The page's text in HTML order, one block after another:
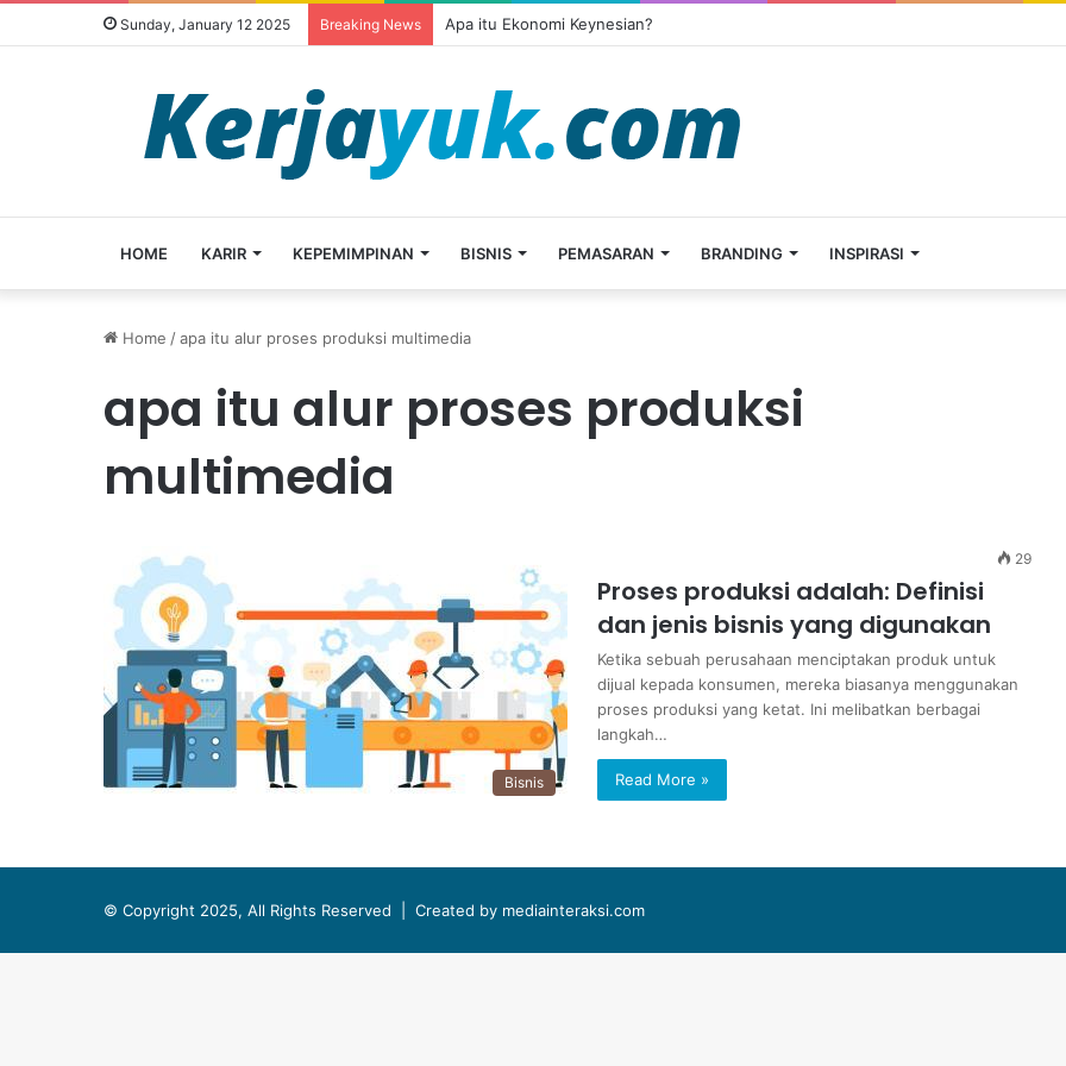
Sunday, January 12 2025 Breaking News Apa itu Ekonomi Keynesian?
HOME KARIR KEPEMIMPINAN BISNIS PEMASARAN BRANDING INSPIRASI
Home /apa itu alur proses produksi multimedia
apa itu alur proses produksi
multimedia
Bisnis
29
Proses produksi adalah: Definisi
dan jenis bisnis yang digunakan
Ketika sebuah perusahaan menciptakan produk untuk
dijual kepada konsumen, mereka biasanya menggunakan
proses produksi yang ketat. Ini melibatkan berbagai
langkah…
Read More »
© Copyright 2025, All Rights Reserved | Created by mediainteraksi.com